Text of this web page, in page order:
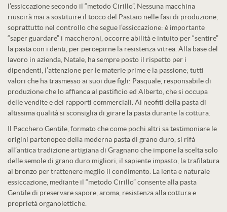
l’essiccazione secondo il “metodo Cirillo”. Nessuna macchina
riuscirà mai a sostituire il tocco del Pastaio nelle fasi di produzione,
soprattutto nel controllo che segue l’essiccazione: è importante
“saper guardare” i maccheroni, occorre abilità e intuito per “sentire”
la pasta con i denti, per percepirne la resistenza vitrea. Alla base del
lavoro in azienda, Natale, ha sempre posto il rispetto per i
dipendenti, l’attenzione per le materie prime e la passione; tutti
valori che ha trasmesso ai suoi due figli: Pasquale, responsabile di
produzione che lo affianca al pastificio ed Alberto, che si occupa
delle vendite e dei rapporti commerciali. Ai neofiti della pasta di
altissima qualità si sconsiglia di girare la pasta durante la cottura.
Il Pacchero Gentile, formato che come pochi altri sa testimoniare le
origini partenopee della moderna pasta di grano duro, si rifà
all’antica tradizione artigiana di Gragnano che impone la scelta solo
delle semole di grano duro migliori, il sapiente impasto, la trafilatura
al bronzo per trattenere meglio il condimento. La lenta e naturale
essiccazione, mediante il “metodo Cirillo” consente alla pasta
Gentile di preservare sapore, aroma, resistenza alla cottura e
proprietà organolettiche.